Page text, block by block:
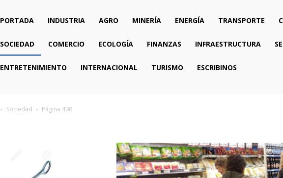
PORTADA INDUSTRIA AGRO MINERÍA ENERGÍA TRANSPORTE
SOCIEDAD COMERCIO ECOLOGÍA FINANZAS INFRAESTRUCTURA
ENTRETENIMIENTO INTERNACIONAL TURISMO ESCRIBINOS
Sociedad Página 408